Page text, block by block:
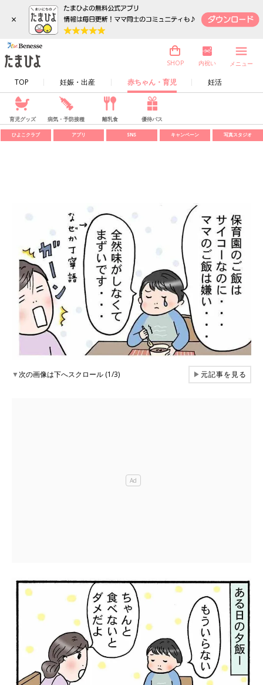
×
TOP 妊娠・出産 赤ちゃん・育児 妊活
SHOP 内祝い メニュー
育児グッズ 病気・予防接種 離乳食 優待パス
ひよこクラブ アプリ SNS キャンペーン 写真スタジオ
▼次の画像は下へスクロール (1/3) ▶元記事を見る